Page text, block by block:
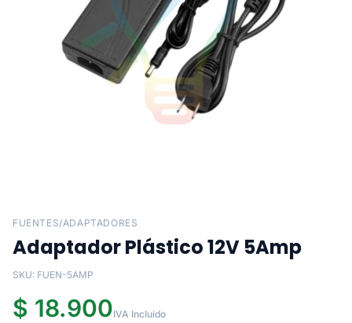
FUENTES/ADAPTADORES
Adaptador Plástico 12V 5Amp
SKU: FUEN-5AMP
$ 18.900IVA Incluido